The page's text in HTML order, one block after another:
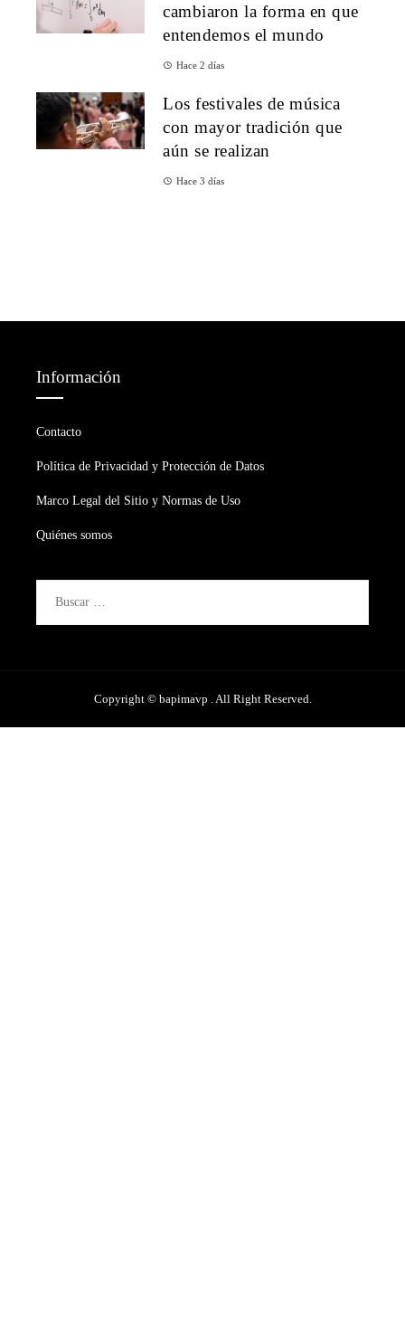
cambiaron la forma en que
entendemos el mundo
Hace 2 días
Los festivales de música
con mayor tradición que
aún se realizan
Hace 3 días
Información
Contacto
Política de Privacidad y Protección de Datos
Marco Legal del Sitio y Normas de Uso
Quiénes somos
Copyright © bapimavp . All Right Reserved.